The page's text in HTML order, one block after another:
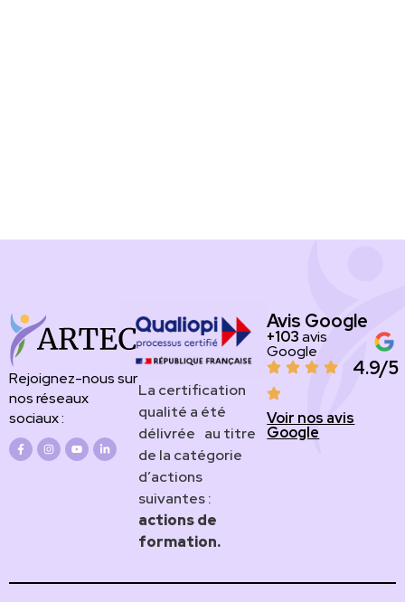
Rejoignez-nous sur
nos réseaux
sociaux :
​​​La certification
qualité a été
délivrée au titre
de la catégorie
d’actions
suivantes :
actions de
formation.
Avis Google
+103avis
Google
4.9/5
Voir nos avis
Google